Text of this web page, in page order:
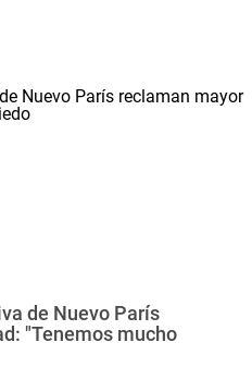
de Nuevo París
"Tenemos mucho